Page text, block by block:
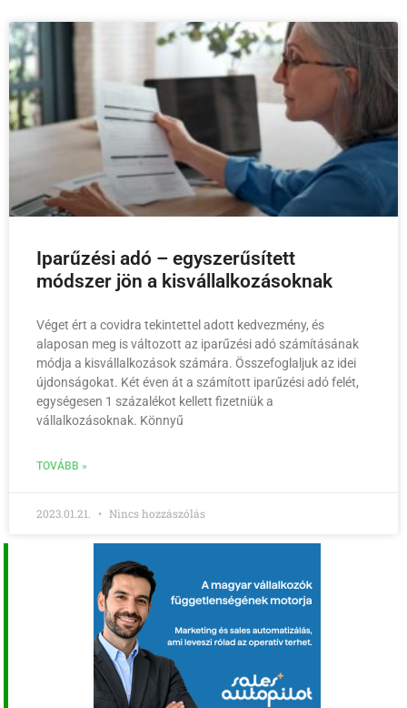
Iparűzési adó – egyszerűsített
módszer jön a kisvállalkozásoknak
Véget ért a covidra tekintettel adott kedvezmény, és
alaposan meg is változott az iparűzési adó számításának
módja a kisvállalkozások számára. Összefoglaljuk az idei
újdonságokat. Két éven át a számított iparűzési adó felét,
egységesen 1 százalékot kellett fizetniük a
vállalkozásoknak. Könnyű
TOVÁBB »
2023.01.21. Nincs hozzászólás